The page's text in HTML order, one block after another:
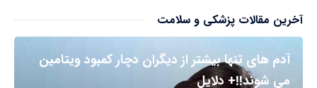
آخرین مقالات پزشکی و سلامت
آدم های تنها بیشتر از دیگران دچار کمبود ویتامین
می شوند!!+ دلایل